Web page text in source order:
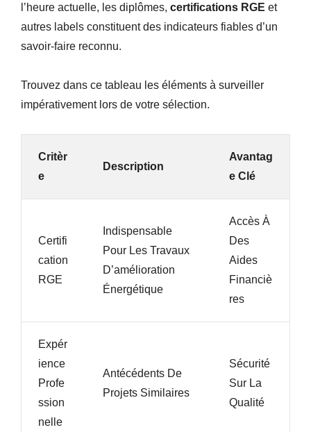
l’heure actuelle, les diplômes, certifications RGE et
autres labels constituent des indicateurs fiables d’un
savoir-faire reconnu.
Trouvez dans ce tableau les éléments à surveiller
impérativement lors de votre sélection.
Critèr
E
Description
Avantag
E Clé
Certifi
Cation
RGE
Indispensable
Pour Les Travaux
D’amélioration
Énergétique
Accès À
Des
Aides
Financiè
Res
Expér
Ience
Profe
Ssion
Nelle
Antécédents De
Projets Similaires
Sécurité
Sur La
Qualité